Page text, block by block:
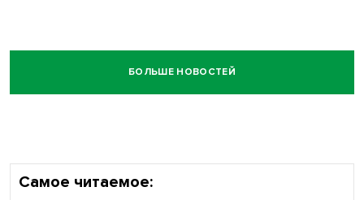
БОЛЬШЕ НОВОСТЕЙ
Самое читаемое: